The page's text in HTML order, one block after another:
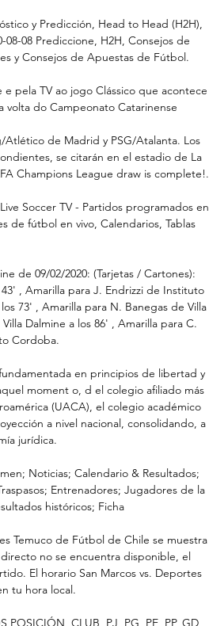
y Predicción, Head to Head (H2H),
08 Prediccione, H2H, Consejos de
y Consejos de Apuestas de Fútbol.
pela TV ao jogo Clássico que acontece
do Campeonato Catarinense
de Madrid y PSG/Atalanta. Los
se citarán en el estadio de La
Champions League draw is complete!.
Soccer TV - Partidos programados en
de fútbol en vivo, Calendarios, Tablas
de 09/02/2020: (Tarjetas / Cartones):
, Amarilla para J. Endrizzi de Instituto
73' , Amarilla para N. Banegas de Villa
Dalmine a los 86' , Amarilla para C.
Cordoba.
en principios de libertad y
moment o, d el colegio afiliado más
(UACA), el colegio académico
a nivel nacional, consolidando, a
jurídica.
Noticias; Calendario & Resultados;
Entrenadores; Jugadores de la
históricos; Ficha
Temuco de Fútbol de Chile se muestra
no se encuentra disponible, el
El horario San Marcos vs. Deportes
tu hora local.
CLUB, PJ, PG, PE, PP, GD,